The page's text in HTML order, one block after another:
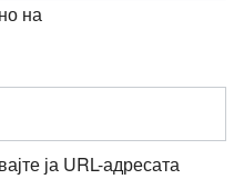
на
ја URL-адресата